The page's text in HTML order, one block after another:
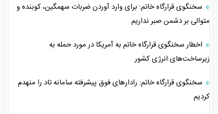
سخنگوی قرارگاه خاتم: برای وارد آوردن ضربات سهمگین، کوبنده و
متوالی بر دشمن صبر نداریم
اخطار سخنگوی قرارگاه خاتم به آمریکا در مورد حمله به
زیرساخت‌های انرژی کشور
سخنگوی قرارگاه خاتم: رادار‌های فوق پیشرفته سامانه تاد را منهدم
کردیم